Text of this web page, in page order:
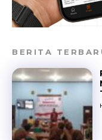
BERITA